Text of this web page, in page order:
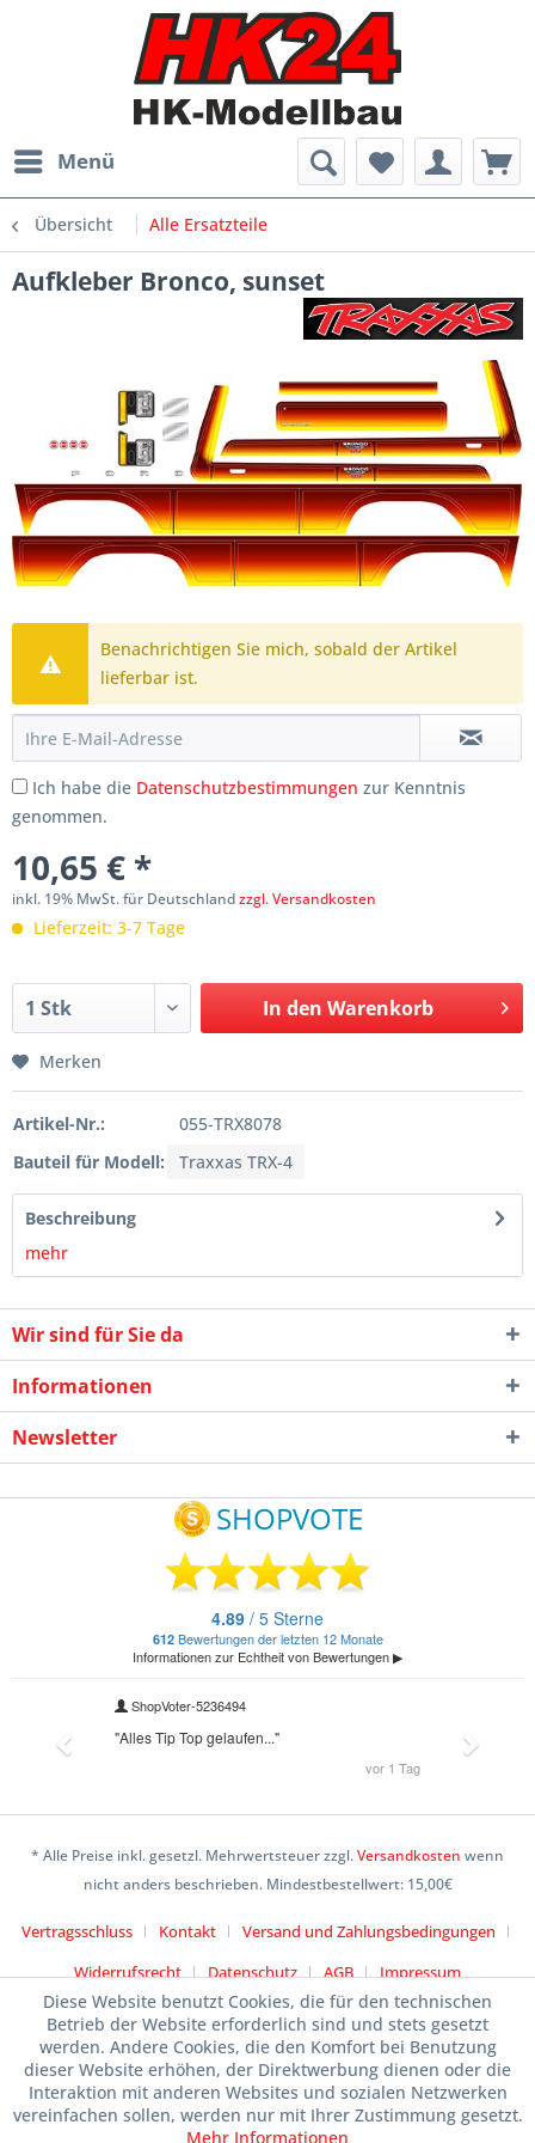
Menü
Übersicht Alle Ersatzteile
Aufkleber Bronco, sunset
Benachrichtigen Sie mich, sobald der Artikel
lieferbar ist.
Ich habe die Datenschutzbestimmungen zur Kenntnis
genommen.
10,65 € *
inkl. 19% MwSt. für Deutschlandzzgl. Versandkosten
Lieferzeit: 3-7 Tage
In den Warenkorb
Merken
Artikel-Nr.:
055-TRX8078
Bauteil für Modell:
Traxxas TRX-4
Beschreibung
mehr
Wir sind für Sie da
Informationen
Newsletter
* Alle Preise inkl. gesetzl. Mehrwertsteuer zzgl.Versandkosten wenn
nicht anders beschrieben. Mindestbestellwert: 15,00€
Vertragsschluss Kontakt
Versand und Zahlungsbedingungen
Widerrufsrecht
Datenschutz AGB Impressum
Diese Website benutzt Cookies, die für den technischen
Betrieb der Website erforderlich sind und stets gesetzt
werden. Andere Cookies, die den Komfort bei Benutzung
dieser Website erhöhen, der Direktwerbung dienen oder die
Interaktion mit anderen Websites und sozialen Netzwerken
vereinfachen sollen, werden nur mit Ihrer Zustimmung gesetzt.
Mehr Informationen